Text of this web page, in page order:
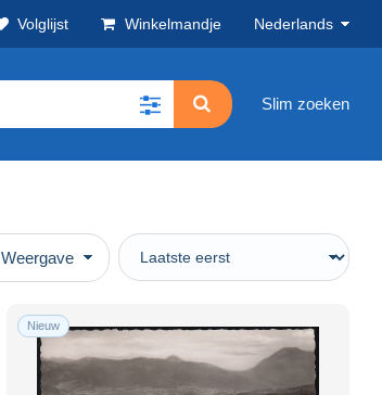
Volglijst Winkelmandje Nederlands
Slim zoeken
Weergave
Nieuw